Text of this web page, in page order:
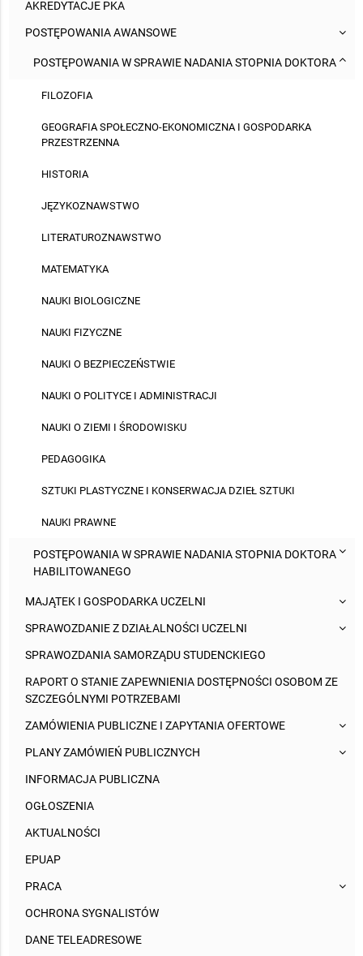
AKREDYTACJE PKA
POSTĘPOWANIA AWANSOWE
POSTĘPOWANIA W SPRAWIE NADANIA STOPNIA DOKTORA
FILOZOFIA
GEOGRAFIA SPOŁECZNO-EKONOMICZNA I GOSPODARKA
PRZESTRZENNA
HISTORIA
JĘZYKOZNAWSTWO
LITERATUROZNAWSTWO
MATEMATYKA
NAUKI BIOLOGICZNE
NAUKI FIZYCZNE
NAUKI O BEZPIECZEŃSTWIE
NAUKI O POLITYCE I ADMINISTRACJI
NAUKI O ZIEMI I ŚRODOWISKU
PEDAGOGIKA
SZTUKI PLASTYCZNE I KONSERWACJA DZIEŁ SZTUKI
NAUKI PRAWNE
POSTĘPOWANIA W SPRAWIE NADANIA STOPNIA DOKTORA
HABILITOWANEGO
MAJĄTEK I GOSPODARKA UCZELNI
SPRAWOZDANIE Z DZIAŁALNOŚCI UCZELNI
SPRAWOZDANIA SAMORZĄDU STUDENCKIEGO
RAPORT O STANIE ZAPEWNIENIA DOSTĘPNOŚCI OSOBOM ZE
SZCZEGÓLNYMI POTRZEBAMI
ZAMÓWIENIA PUBLICZNE I ZAPYTANIA OFERTOWE
PLANY ZAMÓWIEŃ PUBLICZNYCH
INFORMACJA PUBLICZNA
OGŁOSZENIA
AKTUALNOŚCI
EPUAP
PRACA
OCHRONA SYGNALISTÓW
DANE TELEADRESOWE